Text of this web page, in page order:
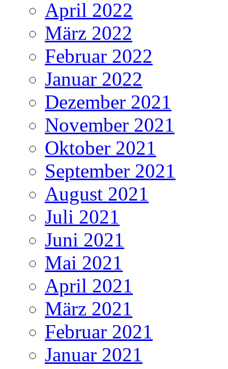
April 2022
März 2022
Februar 2022
Januar 2022
Dezember 2021
November 2021
Oktober 2021
September 2021
August 2021
Juli 2021
Juni 2021
Mai 2021
April 2021
März 2021
Februar 2021
Januar 2021